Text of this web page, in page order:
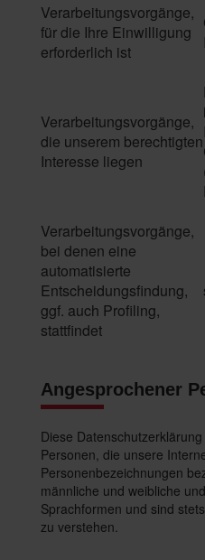
Verarbeitungsvorgänge,
für die Ihre Einwilligung
erforderlich ist
Verarbeitungsvorgänge,
die unserem berechtigten
Interesse liegen
Verarbeitungsvorgänge,
bei denen eine
automatisierte
Entscheidungsfindung,
ggf. auch Profiling,
stattfindet
Angesprochener
Diese
Personen, die unsere
Personenbezeichnungen
männliche und weibliche
Sprachformen und sind
zu verstehen.